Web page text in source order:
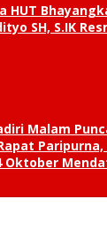
HUT
SH, S.IK
Malam
Oktober